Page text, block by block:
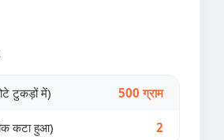
टुकड़ों में) 500 ग्राम
कटा हुआ) 2